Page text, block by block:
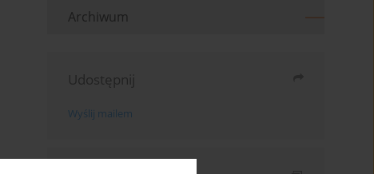
Archiwum
Udostępnij
Wyślij mailem